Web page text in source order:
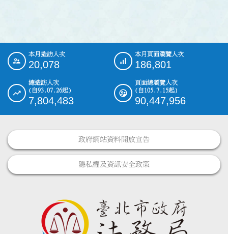
::: 本月造訪人次
20,078
本月頁面瀏覽人次
186,801
總造訪人次
(自93.07.26起)
7,804,483
頁面總瀏覽人次
(自105.7.15起)
90,447,956
政府網站資料開放宣告
隱私權及資訊安全政策